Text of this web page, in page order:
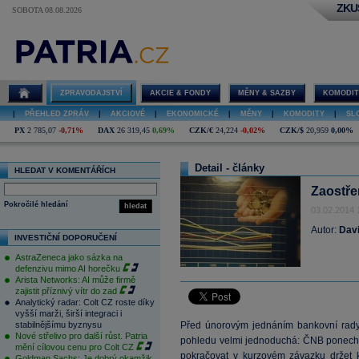
SOBOTA 08.08.2026
ZPRAVODAJSTVÍ AKCIE & FONDY MĚNY & SAZBY
PŘEHLED ZPRÁV AKCIOVÉ EKONOMICKÉ MĚNY KOMODITY
PX 2 785,07 -0,71% DAX 26 319,45 0,69% CZK/€ 24,224 -0,02% CZK/$ 20,959 0,00%
HLEDAT V KOMENTÁŘÍCH
hledat
Pokročilé hledání
INVESTIČNÍ DOPORUČENÍ
AstraZeneca jako sázka na
defenzivu mimo AI horečku
Arista Networks: AI může firmě
zajistit příznivý vítr do zad
Analytický radar: Colt CZ roste díky
vyšší marži, širší integraci i
stabilnějšímu byznysu
Nové střelivo pro další růst. Patria
mění cílovou cenu pro Colt CZ
Detail - články
03.02.2014
Autor:
Před únorovým jednáním bankovní
pohledu velmi jednoduchá: ČNB
pokračovat v kurzovém závazku